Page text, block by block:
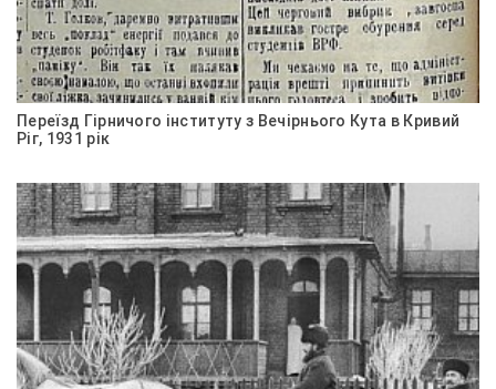
Переїзд Гірничого інституту з Вечірнього Кута в Кривий
Ріг, 1931 рік